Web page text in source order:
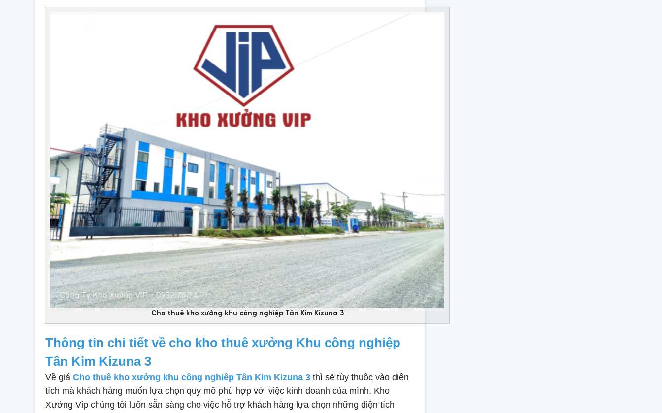
Cho thuê kho xưởng khu công nghiệp Tân Kim Kizuna 3
Thông tin chi tiết về cho kho thuê xưởng Khu công nghiệp
Tân Kim Kizuna 3
Về giá Cho thuê kho xưởng khu công nghiệp Tân Kim Kizuna 3 thì sẽ tùy thuộc vào diện
tích mà khách hàng muốn lựa chọn quy mô phù hợp với việc kinh doanh của mình. Kho
Xưởng Vip chúng tôi luôn sẵn sàng cho việc hỗ trợ khách hàng lựa chọn những diện tích